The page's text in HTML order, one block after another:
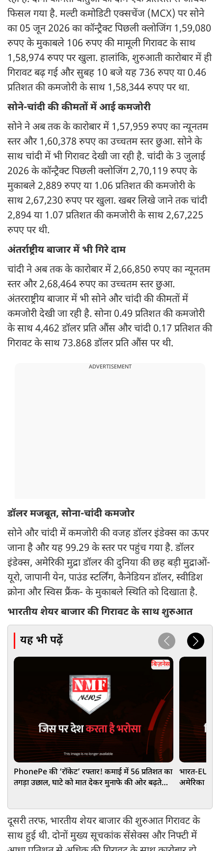
फिसल गया है. मल्टी कमोडिटी एक्सचेंज (MCX) पर सोने
का 05 जून 2026 का कॉन्ट्रैक्ट पिछली क्लोजिंग 1,59,080
रुपए के मुकाबले 106 रुपए की मामूली गिरावट के साथ
1,58,974 रुपए पर खुला. हालांकि, शुरुआती कारोबार में ही
गिरावट बढ़ गई और सुबह 10 बजे यह 736 रुपए या 0.46
प्रतिशत की कमजोरी के साथ 1,58,344 रुपए पर था.
सोने-चांदी की कीमतों में आई कमजोरी
सोने ने अब तक के कारोबार में 1,57,959 रुपए का न्यूनतम
स्तर और 1,60,378 रुपए का उच्चतम स्तर छुआ. सोने के
साथ चांदी में भी गिरावट देखी जा रही है. चांदी के 3 जुलाई
2026 के कॉन्ट्रैक्ट पिछली क्लोजिंग 2,70,119 रुपए के
मुकाबले 2,889 रुपए या 1.06 प्रतिशत की कमजोरी के
साथ 2,67,230 रुपए पर खुला. खबर लिखे जाने तक चांदी
2,894 या 1.07 प्रतिशत की कमजोरी के साथ 2,67,225
रुपए पर थी.
अंतर्राष्ट्रीय बाजार में भी गिरे दाम
चांदी ने अब तक के कारोबार में 2,66,850 रुपए का न्यूनतम
स्तर और 2,68,464 रुपए का उच्चतम स्तर छुआ.
अंतरराष्ट्रीय बाजार में भी सोने और चांदी की कीमतों में
कमजोरी देखी जा रही है. सोना 0.49 प्रतिशत की कमजोरी
के साथ 4,462 डॉलर प्रति औंस और चांदी 0.17 प्रतिशत की
गिरावट के साथ 73.868 डॉलर प्रति औंस पर थी.
ADVERTISEMENT
डॉलर मजबूत, सोना-चांदी कमजोर
सोने और चांदी में कमजोरी की वजह डॉलर इंडेक्स का ऊपर
जाना है और यह 99.29 के स्तर पर पहुंच गया है. डॉलर
इंडेक्स, अमेरिकी मुद्रा डॉलर की दुनिया की छह बड़ी मुद्राओं-
यूरो, जापानी येन, पाउंड स्टर्लिंग, कैनेडियन डॉलर, स्वीडिश
क्रोना और स्विस फ्रैंक- के मुकाबले स्थिति को दिखाता है.
भारतीय शेयर बाजार की गिरावट के साथ शुरुआत
यह भी पढ़ें
बिज़नेस
PhonePe की ‘रॉकेट’ रफ्तार! कमाई में 56 प्रतिशत का
तगड़ा उछाल, घाटे को मात देकर मुनाफे की ओर बढ़ते
भारत-EU ने
अमेरिका के
दूसरी तरफ, भारतीय शेयर बाजार की शुरुआत गिरावट के
साथ हुई थी. दोनों मुख्य सूचकांक सेंसेक्स और निफ्टी में